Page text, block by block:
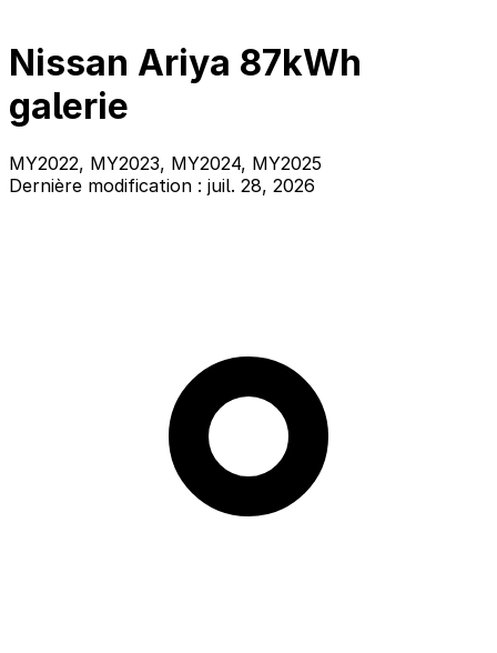
Nissan Ariya 87kWh
galerie
MY2022, MY2023, MY2024, MY2025
Dernière modification : juil. 28, 2026